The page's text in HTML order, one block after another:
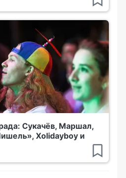
Сукачёв, Маршал,
Xolidayboy и